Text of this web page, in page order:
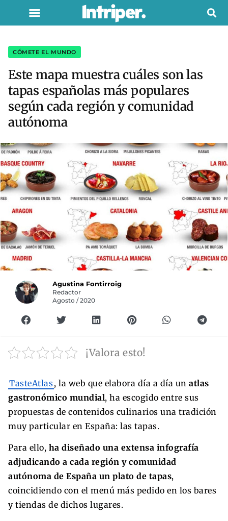
CÓMETE EL MUNDO
Este mapa muestra cuáles son las
tapas españolas más populares
según cada región y comunidad
autónoma
Agustina Fontirroig
Redactor
Agosto / 2020
¡Valora esto!
TasteAtlas, la web que elabora día a día un atlas
gastronómico mundial, ha escogido entre sus
propuestas de contenidos culinarios una tradición
muy particular en España: las tapas.
Para ello, ha diseñado una extensa infografía
adjudicando a cada región y comunidad
autónoma de España un plato de tapas,
coincidiendo con el menú más pedido en los bares
y tiendas de dichos lugares.